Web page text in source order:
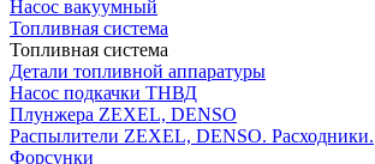
Насос вакуумный
Топливная система
Топливная система
Детали топливной аппаратуры
Насос подкачки ТНВД
Плунжера ZEXEL, DENSO
Распылители ZEXEL, DENSO. Расходники.
Форсунки